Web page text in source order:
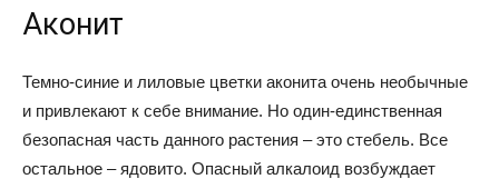
Аконит
Темно-синие и лиловые цветки аконита очень необычные
и привлекают к себе внимание. Но один-единственная
безопасная часть данного растения – это стебель. Все
остальное – ядовито. Опасный алкалоид возбуждает